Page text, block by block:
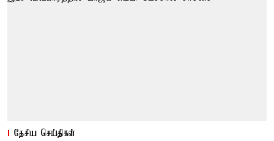
தேசிய செய்திகள்